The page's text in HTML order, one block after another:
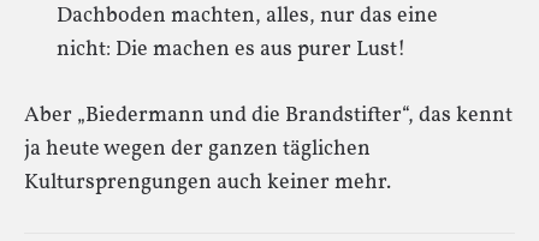
Dachboden machten, alles, nur das eine
nicht: Die machen es aus purer Lust!
Aber „Biedermann und die Brandstifter“, das kennt
ja heute wegen der ganzen täglichen
Kultursprengungen auch keiner mehr.